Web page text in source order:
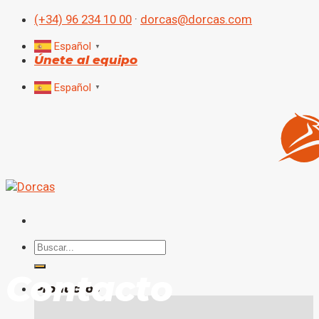
Skip
content
(+34) 96 234 10 00 · dorcas@dorcas.com
Español ▼
Únete al equipo
Español ▼
Search
for:
Productos
C ontacto